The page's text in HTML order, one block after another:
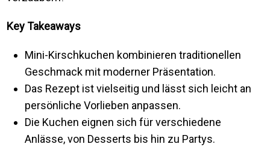
Key Takeaways
Mini-Kirschkuchen kombinieren traditionellen
Geschmack mit moderner Präsentation.
Das Rezept ist vielseitig und lässt sich leicht an
persönliche Vorlieben anpassen.
Die Kuchen eignen sich für verschiedene
Anlässe, von Desserts bis hin zu Partys.